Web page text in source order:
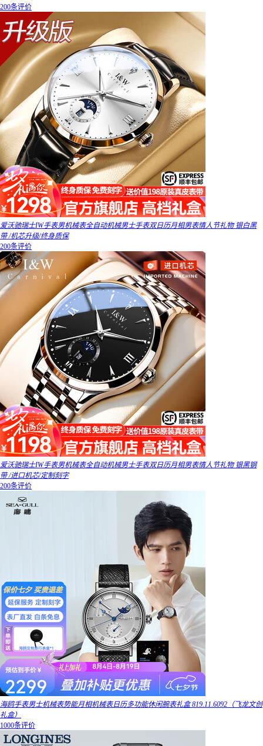
200条评价
爱沃驰瑞士IW手表男机械表全自动机械男士手表双日历月相男表情人节礼物 银白黑
带 /机芯升级/终身质保
200条评价
爱沃驰瑞士IW手表男机械表全自动机械男士手表双日历月相男表情人节礼物 银黑钢
带 /进口机芯/定制刻字
200条评价
海鸥手表男士机械表势能月相机械表日历多功能休闲腕表礼盒 819.11.6092（飞龙文创
礼盒）
1000条评价